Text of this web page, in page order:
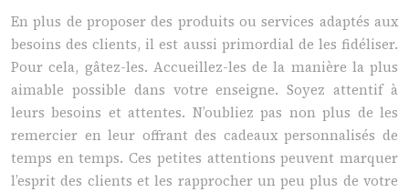
En plus de proposer des produits ou services adaptés aux
besoins des clients, il est aussi primordial de les fidéliser.
Pour cela, gâtez-les. Accueillez-les de la manière la plus
aimable possible dans votre enseigne. Soyez attentif à
leurs besoins et attentes. N’oubliez pas non plus de les
remercier en leur offrant des cadeaux personnalisés de
temps en temps. Ces petites attentions peuvent marquer
l’esprit des clients et les rapprocher un peu plus de votre